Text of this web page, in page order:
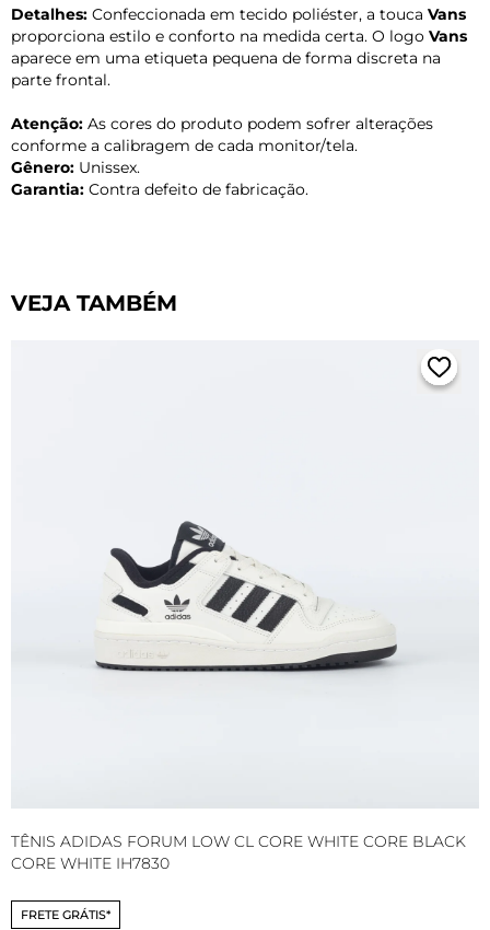
Detalhes: Confeccionada em tecido poliéster, a touca Vans
proporciona estilo e conforto na medida certa. O logo Vans
aparece em uma etiqueta pequena de forma discreta na
parte frontal.
Atenção: As cores do produto podem sofrer alterações
conforme a calibragem de cada monitor/tela.
Gênero: Unissex.
Garantia: Contra defeito de fabricação.
VEJA TAMBÉM
TÊNIS ADIDAS FORUM LOW CL CORE WHITE CORE BLACK
CORE WHITE IH7830
FRETE GRÁTIS*